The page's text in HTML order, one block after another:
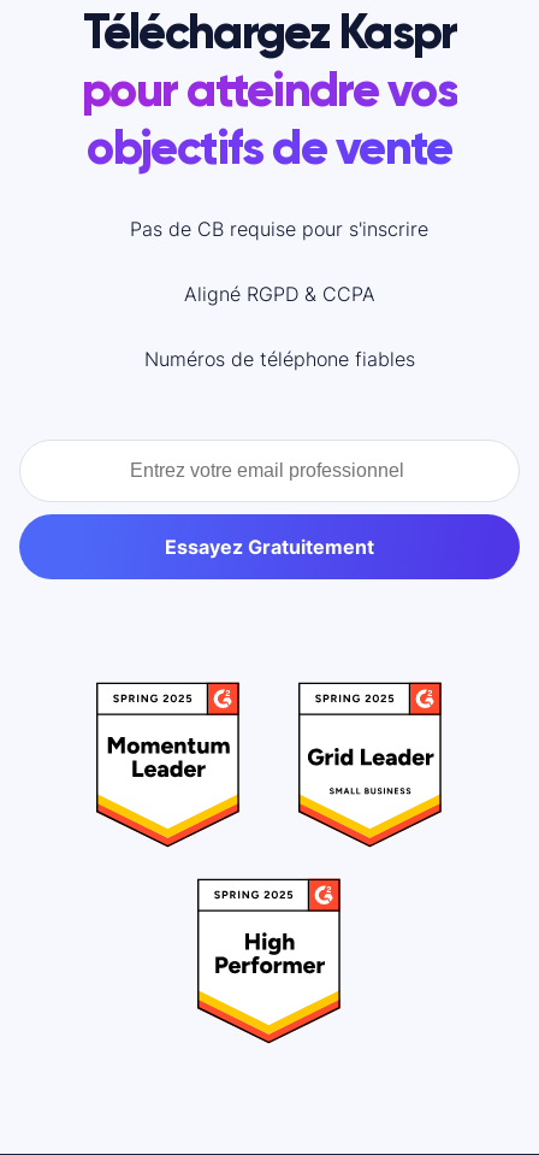
Téléchargez Kaspr
pour atteindre vos
objectifs de vente
Pas de CB requise pour s'inscrire
Aligné RGPD & CCPA
Numéros de téléphone fiables
Essayez Gratuitement